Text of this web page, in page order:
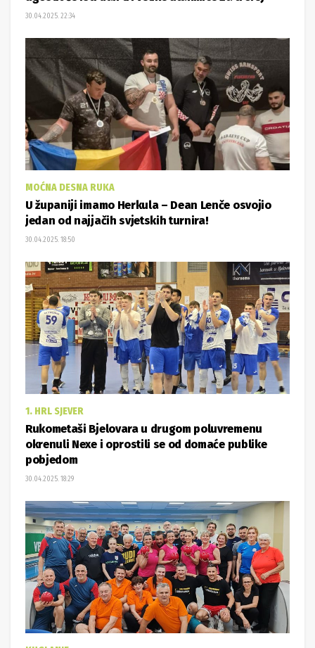
30.04.2025. 22:34
MOĆNA DESNA RUKA
U županiji imamo Herkula – Dean Lenče osvojio
jedan od najjačih svjetskih turnira!
30.04.2025. 18:50
1. HRL SJEVER
Rukometaši Bjelovara u drugom poluvremenu
okrenuli Nexe i oprostili se od domaće publike
pobjedom
30.04.2025. 18:29